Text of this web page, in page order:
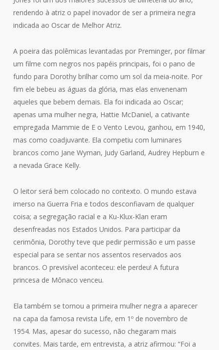
rendendo à atriz o papel inovador de ser a primeira negra
indicada ao Oscar de Melhor Atriz.
A poeira das polêmicas levantadas por Preminger, por filmar
um filme com negros nos papéis principais, foi o pano de
fundo para Dorothy brilhar como um sol da meia-noite. Por
fim ele bebeu as águas da glória, mas elas envenenam
aqueles que bebem demais. Ela foi indicada ao Oscar;
apenas uma mulher negra, Hattie McDaniel, a cativante
empregada Mammie de E o Vento Levou, ganhou, em 1940,
mas como coadjuvante. Ela competiu com luminares
brancos como Jane Wyman, Judy Garland, Audrey Hepburn e
a nevada Grace Kelly.
O leitor será bem colocado no contexto. O mundo estava
imerso na Guerra Fria e todos desconfiavam de qualquer
coisa; a segregação racial e a Ku-Klux-Klan eram
desenfreadas nos Estados Unidos. Para participar da
cerimônia, Dorothy teve que pedir permissão e um passe
especial para se sentar nos assentos reservados aos
brancos. O previsível aconteceu: ele perdeu! A futura
princesa de Mônaco venceu.
Ela também se tornou a primeira mulher negra a aparecer
na capa da famosa revista Life, em 1º de novembro de
1954. Mas, apesar do sucesso, não chegaram mais
convites. Mais tarde, em entrevista, a atriz afirmou: “Foi a